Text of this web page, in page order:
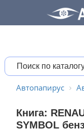
Автопапирус
Книга:
SYMBOL